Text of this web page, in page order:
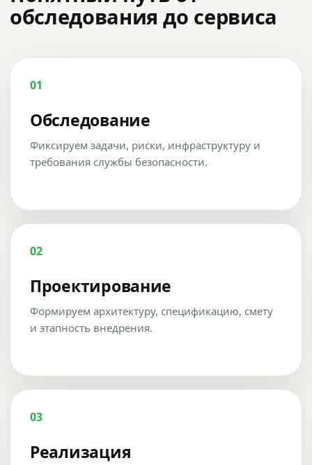
обследования до сервиса
01
Обследование
Фиксируем задачи, риски, инфраструктуру и
требования службы безопасности.
02
Проектирование
Формируем архитектуру, спецификацию, смету
и этапность внедрения.
03
Реализация